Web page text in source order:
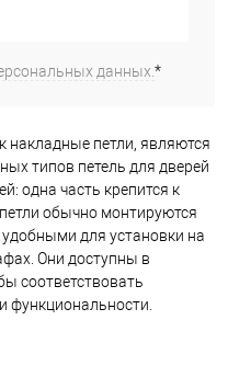
данных.*
накладные петли, являются
типов петель для дверей
одна часть крепится к
обычно монтируются
удобными для установки на
Они доступны в
соответствовать
функциональности.